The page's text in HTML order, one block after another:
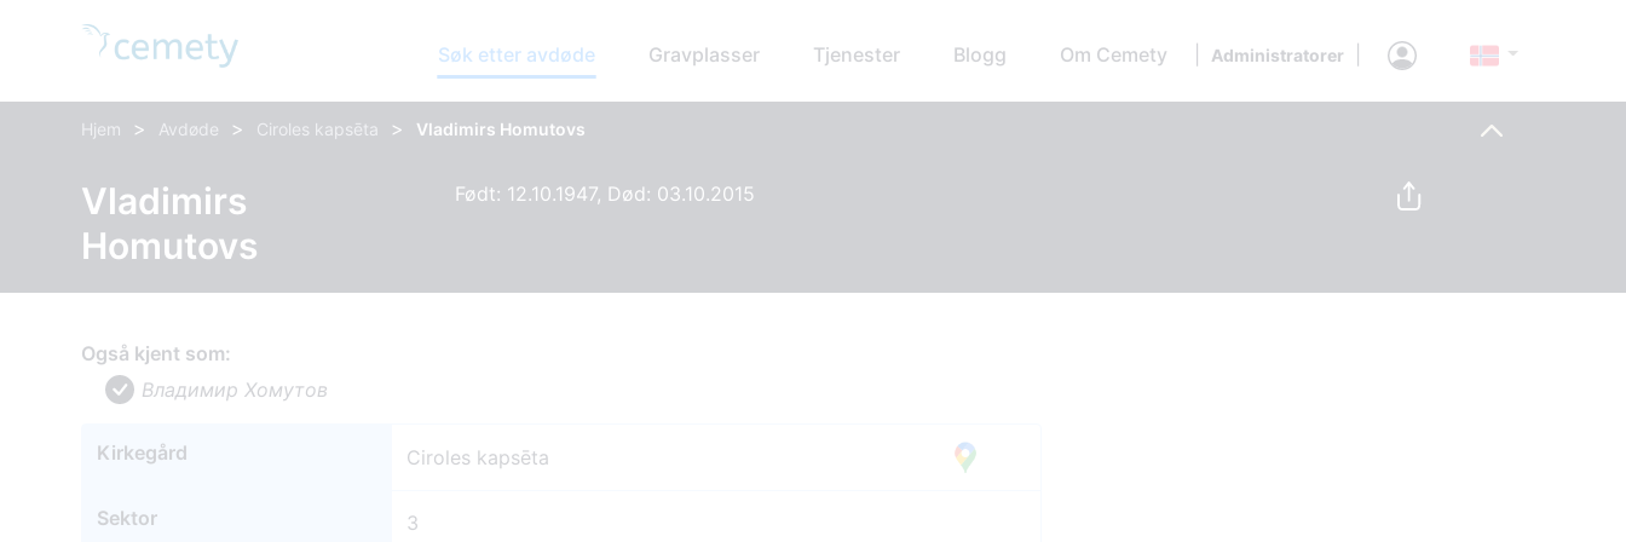
Søk etter avdøde Gravplasser Tjenester Blogg Om Cemety Administratorer
Hjem > Avdøde > Ciroles kapsēta > Vladimirs Homutovs
Vladimirs
Homutovs
Født: 12.10.1947, Død: 03.10.2015
Også kjent som:
Владимир Хомутов
Kirkegård Ciroles kapsēta
Sektor 3